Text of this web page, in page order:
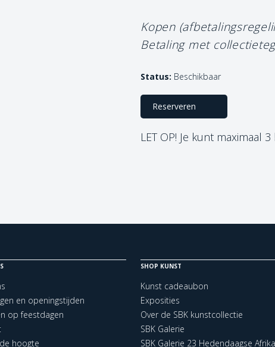
Kopen
Betaling met
Status: Beschikbaar
Reserveren
LET OP! Je kunt maximaal
en openingstijden
op feestdagen
hoogte
SHOP KUNST
Kunst cadeaubon
Exposities
Over de SBK kunstcollectie
SBK Galerie
SBK Galerie 23 Hedendaagse